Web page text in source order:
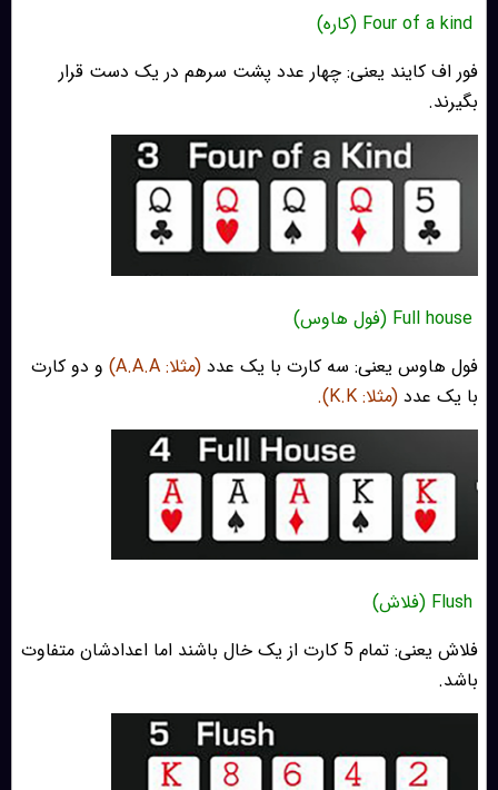
فور اف کایند یعنی: چهار عدد پشت سرهم در یک دست قرار
بگیرند.
فول هاوس یعنی: سه کارت با یک عدد (مثلا: A.A.A)
و دو کارت
با یک عدد (مثلا: K.K).
فلاش یعنی: تمام 5 کارت از یک خال باشند اما اعدادشان متفاوت
باشد.